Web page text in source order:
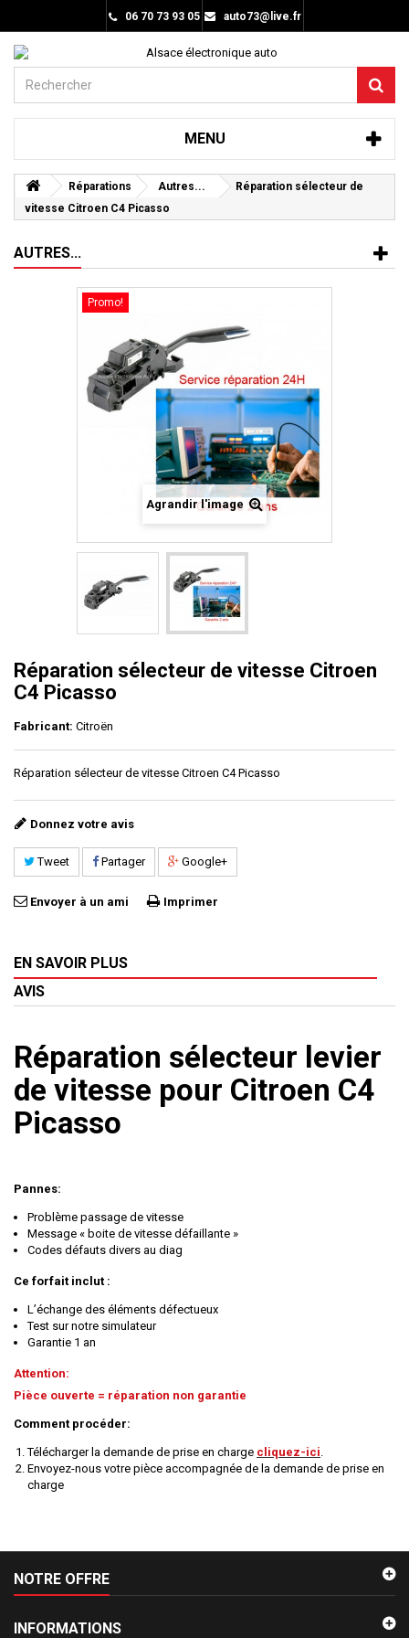
06 70 73 93 05 auto73@live.fr
MENU
Réparations Autres...
Réparation sélecteur de
vitesse Citroen C4 Picasso
AUTRES...
Promo!
Agrandir l'image
Réparation sélecteur de vitesse Citroen
C4 Picasso
Fabricant: Citroën
Réparation sélecteur de vitesse Citroen C4 Picasso
Donnez votre avis
Tweet Partager Google+
Envoyer à un ami Imprimer
EN SAVOIR PLUS
AVIS
Réparation sélecteur levier
de vitesse pour Citroen C4
Picasso
Pannes:
Problème passage de vitesse
Message « boite de vitesse défaillante »
Codes défauts divers au diag
Ce forfait inclut :
L’échange des éléments défectueux
Test sur notre simulateur
Garantie 1 an
Attention:
Pièce ouverte = réparation non garantie
Comment procéder:
Télécharger la demande de prise en charge cliquez-ici.
Envoyez-nous votre pièce accompagnée de la demande de prise en
charge
NOTRE OFFRE
INFORMATIONS